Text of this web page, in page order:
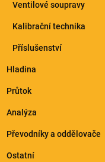
Ventilové soupravy
Kalibrační technika
Příslušenství
Hladina
Průtok
Analýza
Převodníky a oddělovače
Ostatní